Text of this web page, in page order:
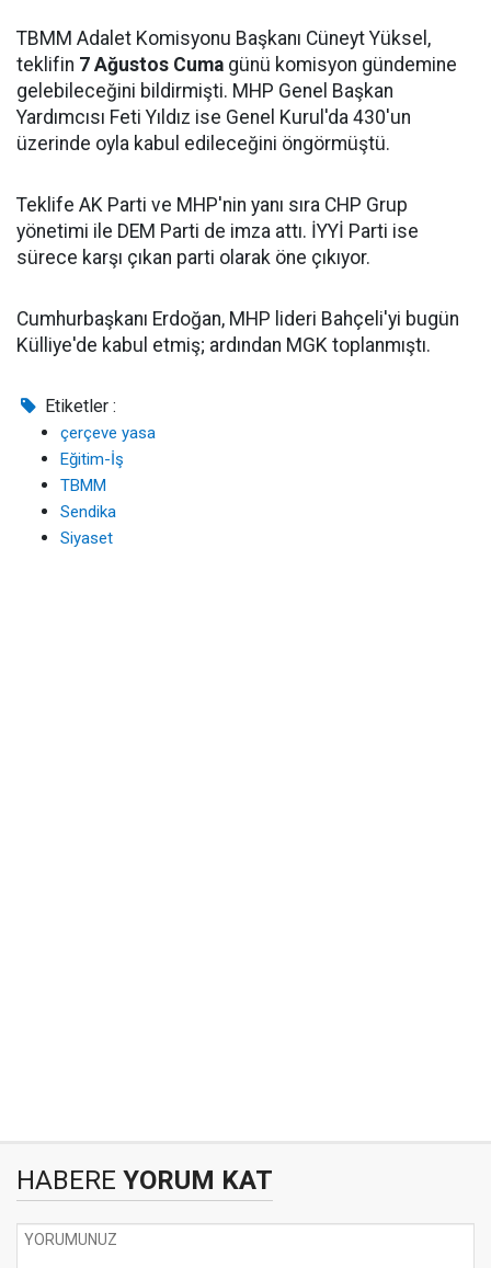
TBMM Adalet Komisyonu Başkanı Cüneyt Yüksel,
teklifin 7 Ağustos Cuma günü komisyon gündemine
gelebileceğini bildirmişti. MHP Genel Başkan
Yardımcısı Feti Yıldız ise Genel Kurul'da 430'un
üzerinde oyla kabul edileceğini öngörmüştü.
Teklife AK Parti ve MHP'nin yanı sıra CHP Grup
yönetimi ile DEM Parti de imza attı. İYYİ Parti ise
sürece karşı çıkan parti olarak öne çıkıyor.
Cumhurbaşkanı Erdoğan, MHP lideri Bahçeli'yi bugün
Külliye'de kabul etmiş; ardından MGK toplanmıştı.
Etiketler :
çerçeve yasa
Eğitim-İş
TBMM
Sendika
Siyaset
HABERE YORUM KAT